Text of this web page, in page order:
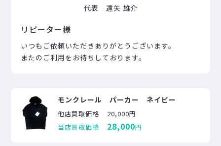
代表 遠矢 雄介
リピーター様
いつもご依頼いただきありがとうございます。
またのご利用をお待ちしております。
モンクレール パーカー ネイビー
他店買取価格
20,000円
当店買取価格
28,000円